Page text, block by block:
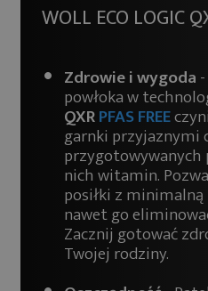
WOLL ECO LOGIC
Zdrowie i wygoda
powłoka w
QXRPFAS FREE
garnki przyjaznymi
nich witamin.
posiłki z
nawet go
Zacznij gotować
Twojej rodziny.